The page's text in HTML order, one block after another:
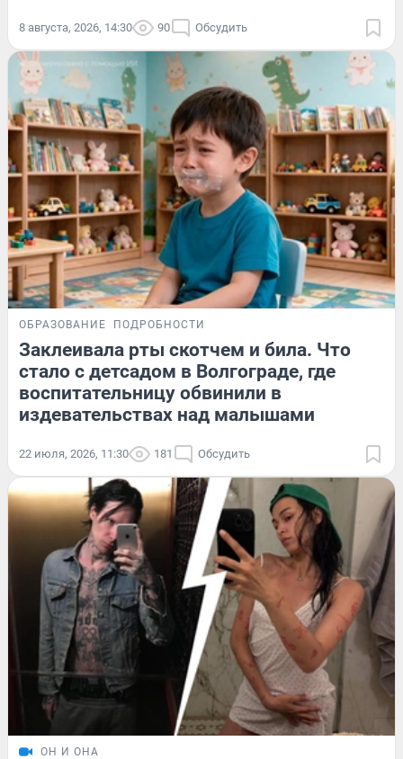
8 августа, 2026, 14:30 90 Обсудить
ОБРАЗОВАНИЕ ПОДРОБНОСТИ
Заклеивала рты скотчем и била. Что
стало с детсадом в Волгограде, где
воспитательницу обвинили в
издевательствах над малышами
22 июля, 2026, 11:30 181 Обсудить
ОН И ОНА